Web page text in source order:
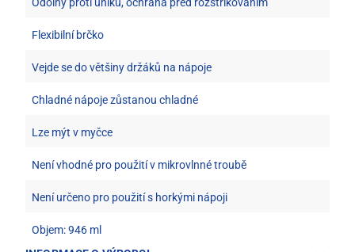
Flexibilní brčko
Vejde se do většiny držáků na nápoje
Chladné nápoje zůstanou chladné
Lze mýt v myčce
Není vhodné pro použití v mikrovlnné troubě
Není určeno pro použití s horkými nápoji
Objem: 946 ml